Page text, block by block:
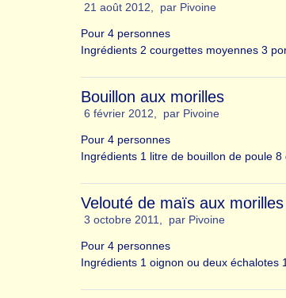
21 août 2012, par Pivoine
Pour 4 personnes
Ingrédients 2 courgettes moyennes 3
Bouillon aux morilles
6 février 2012, par Pivoine
Pour 4 personnes
Ingrédients 1 litre de bouillon de poule
Velouté de maïs aux
3 octobre 2011, par Pivoine
Pour 4 personnes
Ingrédients 1 oignon ou deux